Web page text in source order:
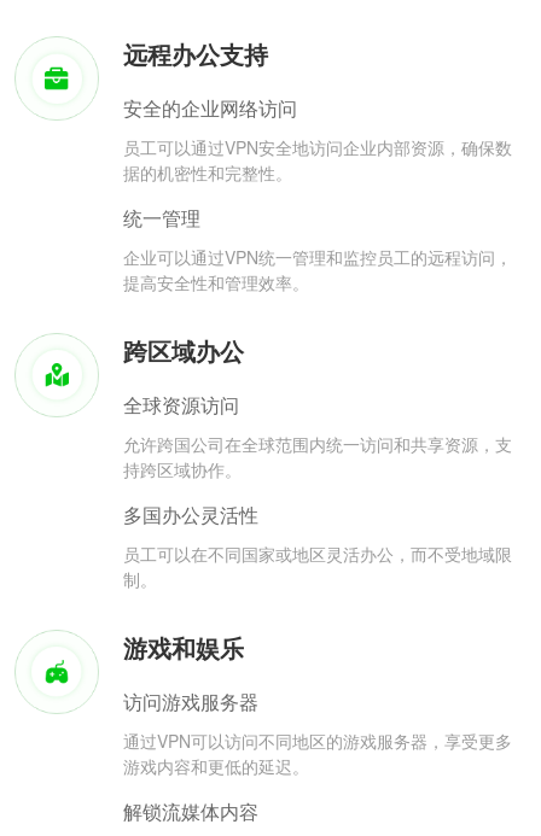
远程办公支持
安全的企业网络访问
员工可以通过VPN安全地访问企业内部资源，确保数
据的机密性和完整性。
统一管理
企业可以通过VPN统一管理和监控员工的远程访问，
提高安全性和管理效率。
跨区域办公
全球资源访问
允许跨国公司在全球范围内统一访问和共享资源，支
持跨区域协作。
多国办公灵活性
员工可以在不同国家或地区灵活办公，而不受地域限
制。
游戏和娱乐
访问游戏服务器
通过VPN可以访问不同地区的游戏服务器，享受更多
游戏内容和更低的延迟。
解锁流媒体内容